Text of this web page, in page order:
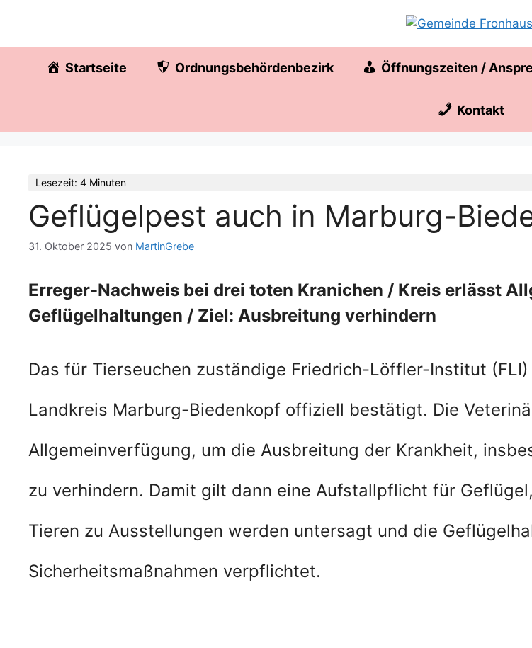
springen
Startseite Ordnungsbehördenbezirk Öffnungszeiten /
Kontakt
Lesezeit: 4 Minuten
Geflügelpest auch in Marburg-
31. Oktober 2025 von MartinGrebe
Erreger-Nachweis bei drei toten Kranichen / Kreis erlässt
Geflügelhaltungen / Ziel: Ausbreitung verhindern
Das für Tierseuchen zuständige Friedrich-Löffler-Institut
Landkreis Marburg-Biedenkopf offiziell bestätigt. Die
Allgemeinverfügung, um die Ausbreitung der Krankheit,
zu verhindern. Damit gilt dann eine Aufstallpflicht für
Tieren zu Ausstellungen werden untersagt und die
Sicherheitsmaßnahmen verpflichtet.